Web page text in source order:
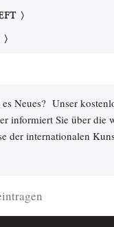
Neues? Unser
informiert Sie über die
der internationalen